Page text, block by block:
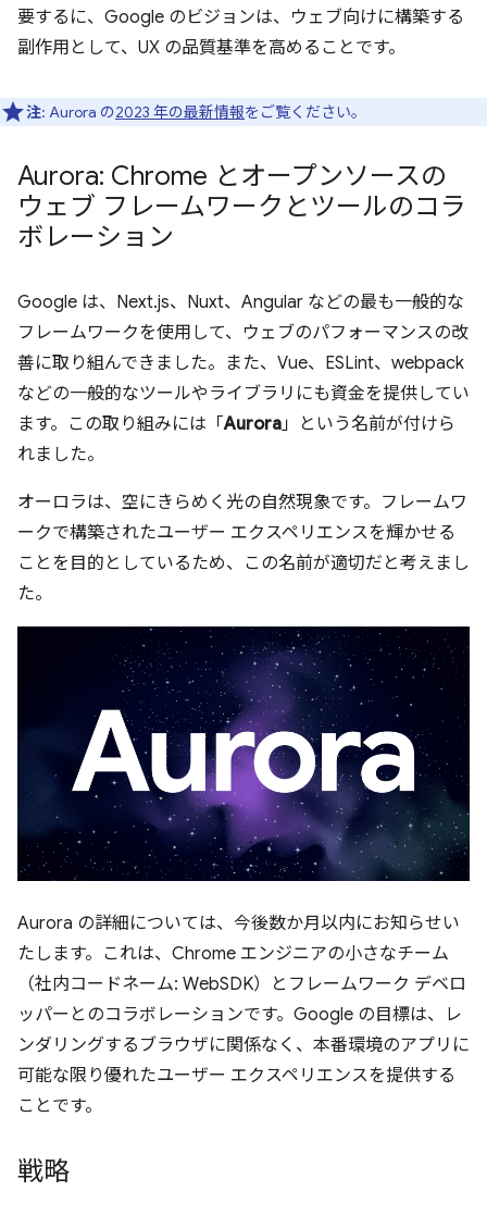
要するに、Google のビジョンは、ウェブ向けに構築する
副作用として、UX の品質基準を高めることです。
注: Aurora の2023 年の最新情報をご覧ください。
Aurora: Chrome とオープンソースの
ウェブ フレームワークとツールのコラ
ボレーション
Google は、Next.js、Nuxt、Angular などの最も一般的な
フレームワークを使用して、ウェブのパフォーマンスの改
善に取り組んできました。また、Vue、ESLint、webpack
などの一般的なツールやライブラリにも資金を提供してい
ます。この取り組みには「Aurora」という名前が付けら
れました。
オーロラは、空にきらめく光の自然現象です。フレームワ
ークで構築されたユーザー エクスペリエンスを輝かせる
ことを目的としているため、この名前が適切だと考えまし
た。
Aurora の詳細については、今後数か月以内にお知らせい
たします。これは、Chrome エンジニアの小さなチーム
（社内コードネーム: WebSDK）とフレームワーク デベロ
ッパーとのコラボレーションです。Google の目標は、レ
ンダリングするブラウザに関係なく、本番環境のアプリに
可能な限り優れたユーザー エクスペリエンスを提供する
ことです。
戦略